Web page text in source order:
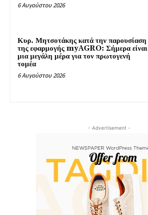
6 Αυγούστου 2026
Κυρ. Μητσοτάκης κατά την παρουσίαση
της εφαρμογής myAGRO: Σήμερα είναι
μια μεγάλη μέρα για τον πρωτογενή
τομέα
6 Αυγούστου 2026
- Advertisement -